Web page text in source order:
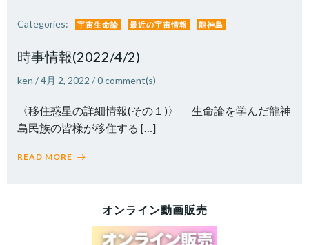
Categories: 宇宙生命論 最近の宇宙情報 龍神島
時事情報(2022/4/2)
ken /4月 2, 2022 /0comment(s)
〈移住惑星の詳細情報(その１)〉 生命論を学んだ龍神
島民族の皆様が移住する […]
READ MORE
オンライン動画販売